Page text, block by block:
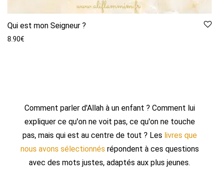
Qui est mon Seigneur ?
8.90€
Comment parler d'Allah à un enfant ? Comment lui
expliquer ce qu'on ne voit pas, ce qu'on ne touche
pas, mais qui est au centre de tout ? Les livres que
nous avons sélectionnés répondent à ces questions
avec des mots justes, adaptés aux plus jeunes.